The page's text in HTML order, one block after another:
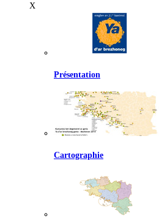
X
Présentation
Cartographie